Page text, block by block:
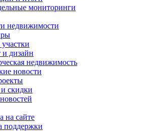
мониторинги
недвижимости
и дизайн
недвижимость
новости
скидки
на сайте
поддержки